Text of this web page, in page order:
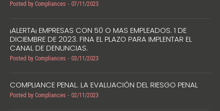
Posted by Compliances 07/11/2023
¡ALERTA¡ EMPRESAS CON 50 O MAS EMPLEADOS. 1 DE
DICIEMBRE DE 2023. FINA EL PLAZO PARA IMPLENTAR EL
CANAL DE DENUNCIAS.
Posted by Compliances 03/11/2023
COMPLIANCE PENAL. LA EVALUACIÓN DEL RIESGO PENAL
Posted by Compliances 02/11/2023